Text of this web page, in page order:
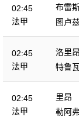
02:45
法甲
布雷
图卢
02:45
法甲
洛里昂
特鲁
02:45
法甲
里昂
勒阿